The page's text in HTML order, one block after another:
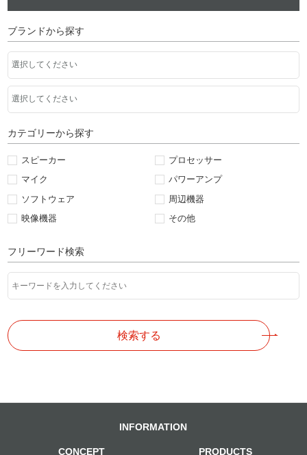
ブランドから探す
カテゴリーから探す
スピーカー
プロセッサー
マイク
パワーアンプ
ソフトウェア
周辺機器
映像機器
その他
フリーワード検索
検索する
CONCEPT PRODUCTS
INFORMATION